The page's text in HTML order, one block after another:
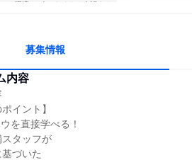
る環境 人とたくさん会話する
募集情報
内容
イント】
を直接学べる！
スタッフが
づいた